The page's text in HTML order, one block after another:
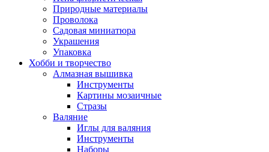
Природные материалы
Проволока
Садовая миниатюра
Украшения
Упаковка
Хобби и творчество
Алмазная вышивка
Инструменты
Картины мозаичные
Стразы
Валяние
Иглы для валяния
Инструменты
Наборы